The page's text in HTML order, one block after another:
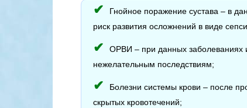
Гнойное поражение сустава – в
риск развития осложнений в виде
ОРВИ – при данных заболеваниях
нежелательным последствиям;
Болезни системы крови – после
скрытых кровотечений;